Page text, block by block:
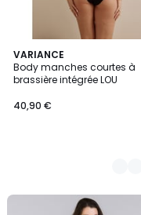
VARIANCE
Body manches courtes à
brassière intégrée LOU
40,90 €
2
Couleurs